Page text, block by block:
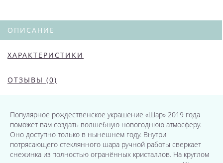
ОПИСАНИЕ
ХАРАКТЕРИСТИКИ
ОТЗЫВЫ (0)
Популярное рождественское украшение «Шар» 2019 года
поможет вам создать волшебную новогоднюю атмосферу.
Оно доступно только в нынешнем году. Внутри
потрясающего стеклянного шара ручной работы сверкает
снежинка из полностью огранённых кристаллов. На круглом